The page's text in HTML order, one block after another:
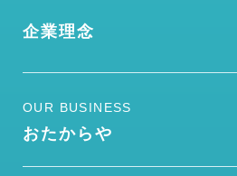
企業理念
OUR BUSINESS
おたからや